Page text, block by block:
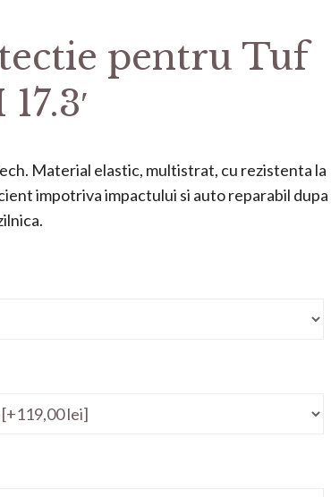
pentru Tuf
Material elastic, multistrat, cu rezistenta la
impotriva impactului si auto reparabil dupa